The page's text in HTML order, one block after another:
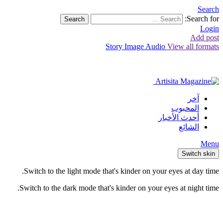
Search
Search for:
Search
Login
Add post
Story Image Audio View all formats
آخر
المحبوب
أحدث الأخبار
الشائع
Menu
Switch skin
Switch to the light mode that's kinder on your eyes at day time.
Switch to the dark mode that's kinder on your eyes at night time.